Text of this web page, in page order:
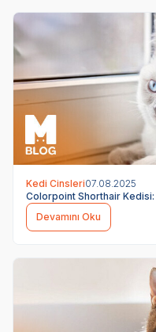
Kedi Cinsleri07.08.2025
Colorpoint Shorthair Kedisi:
Devamını Oku